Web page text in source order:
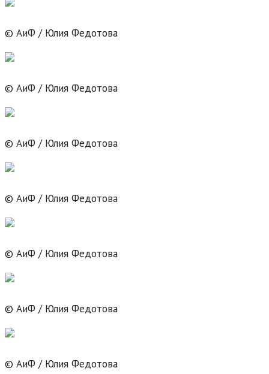
© АиФ / Юлия Федотова
© АиФ / Юлия Федотова
© АиФ / Юлия Федотова
© АиФ / Юлия Федотова
© АиФ / Юлия Федотова
© АиФ / Юлия Федотова
© АиФ / Юлия Федотова